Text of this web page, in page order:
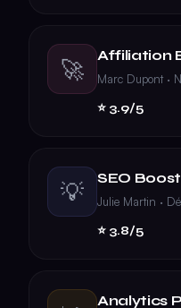
🚀 Affiliation
Marc Dupont ·
⭐ 3.9/5
💡 SEO
Julie Martin ·
⭐ 3.8/5
Analytics